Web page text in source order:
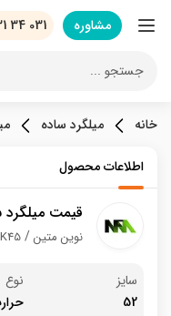
مشاوره 34 031
جستجو ...
خانه میلگرد ساده
اطلاعات محصول
قیمت میلگرد ساده 52
نوین متین
سایز
52
نوع